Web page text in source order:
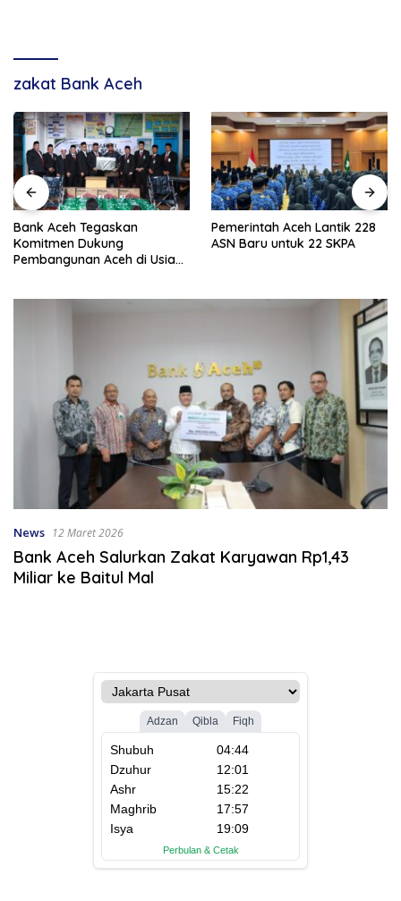
zakat Bank Aceh
Bank Aceh Tegaskan
Komitmen Dukung
Pembangunan Aceh di Usia
Pemerintah Aceh Lantik 228
ASN Baru untuk 22 SKPA
News 12 Maret 2026
Bank Aceh Salurkan Zakat Karyawan Rp1,43
Miliar ke Baitul Mal